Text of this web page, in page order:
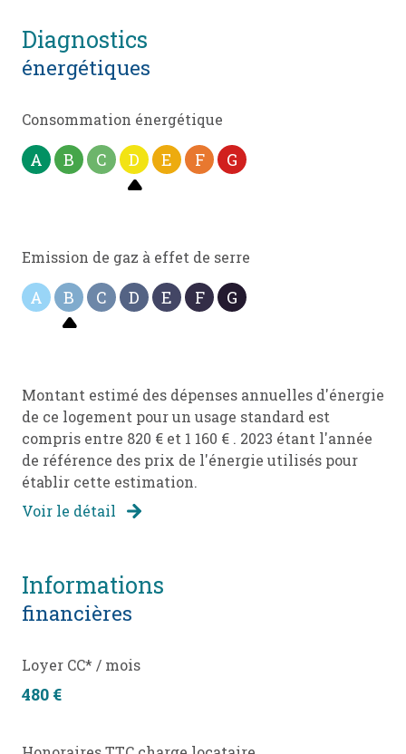
diagnostics
énergétiques
Consommation énergétique
A B C D E F G
Emission de gaz à effet de serre
A B C D E F G
Montant estimé des dépenses annuelles d'énergie
de ce logement pour un usage standard est
compris entre 820 € et 1 160 € . 2023 étant l'année
de référence des prix de l'énergie utilisés pour
établir cette estimation.
Voir le détail
informations
financières
Loyer CC* / mois
480 €